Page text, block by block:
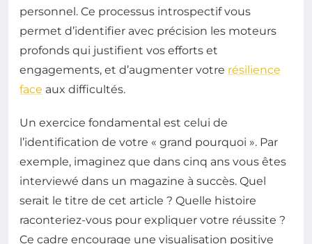
personnel. Ce processus introspectif vous
permet d’identifier avec précision les moteurs
profonds qui justifient vos efforts et
engagements, et d’augmenter votre résilience
face aux difficultés.
Un exercice fondamental est celui de
l’identification de votre « grand pourquoi ». Par
exemple, imaginez que dans cinq ans vous êtes
interviewé dans un magazine à succès. Quel
serait le titre de cet article ? Quelle histoire
raconteriez-vous pour expliquer votre réussite ?
Ce cadre encourage une visualisation positive